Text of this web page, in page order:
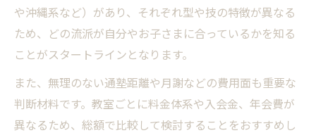
本土系と沖縄系の空手流派の魅力を比較
空手の流派選びで押さえるべき特徴とは
剛柔流や松濤館流など流派別の特徴を知る
子どもに合う空手流派の選び方とポイント
空手を始める際の月謝や費用の目安を紹介
や沖縄系など）があり、それぞれ型や技の特徴が異なる
ため、どの流派が自分やお子さまに合っているかを知る
ことがスタートラインとなります。
また、無理のない通塾距離や月謝などの費用面も重要な
判断材料です。教室ごとに料金体系や入会金、年会費が
異なるため、総額で比較して検討することをおすすめし